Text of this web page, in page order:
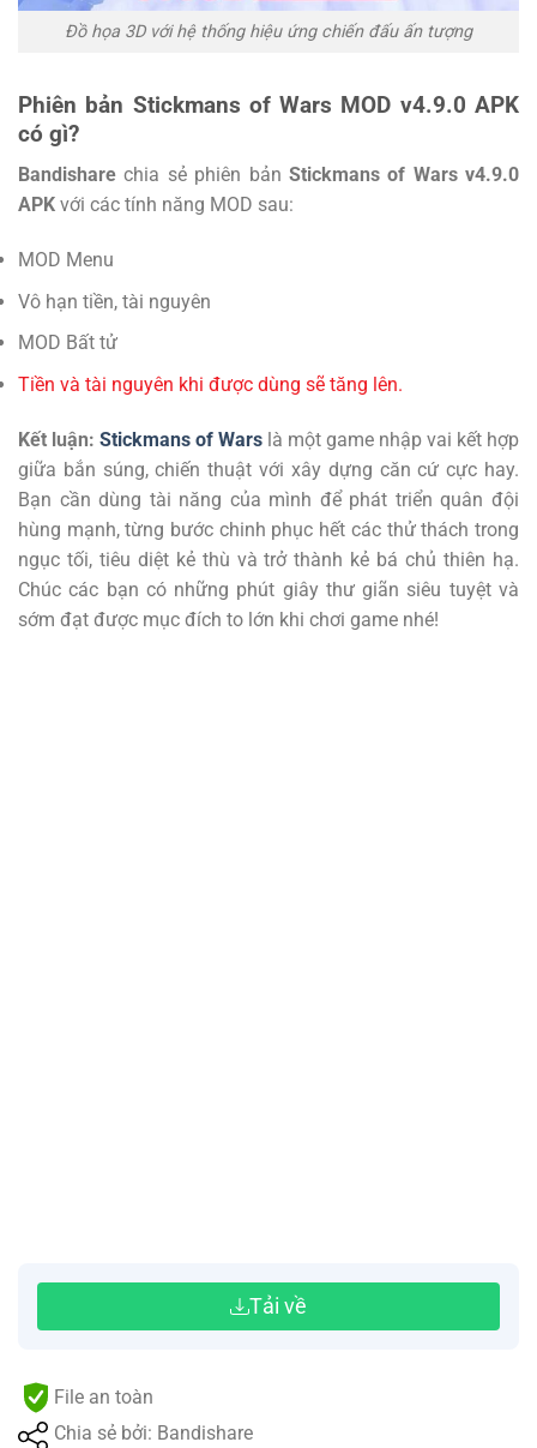
Đồ họa 3D với hệ thống hiệu ứng chiến đấu ấn tượng
Phiên bản Stickmans of Wars MOD v4.9.0 APK
có gì?
Bandishare chia sẻ phiên bản Stickmans of Wars v4.9.0
APK với các tính năng MOD sau:
MOD Menu
Vô hạn tiền, tài nguyên
MOD Bất tử
Tiền và tài nguyên khi được dùng sẽ tăng lên.
Kết luận: Stickmans of Wars là một game nhập vai kết hợp
giữa bắn súng, chiến thuật với xây dựng căn cứ cực hay.
Bạn cần dùng tài năng của mình để phát triển quân đội
hùng mạnh, từng bước chinh phục hết các thử thách trong
ngục tối, tiêu diệt kẻ thù và trở thành kẻ bá chủ thiên hạ.
Chúc các bạn có những phút giây thư giãn siêu tuyệt và
sớm đạt được mục đích to lớn khi chơi game nhé!
Tải về
File an toàn
Chia sẻ bởi: Bandishare